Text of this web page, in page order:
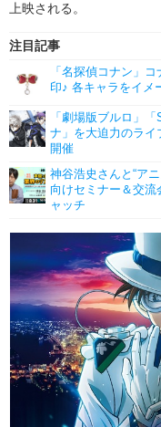
上映される。
注目記事
「名探偵コナン」
印♪ 各キャラをイメ
「劇場版ブルロ」
ナ」を大迫力のライ
開催
神谷浩史さんと“ア
向けセミナー＆交
ャッチ